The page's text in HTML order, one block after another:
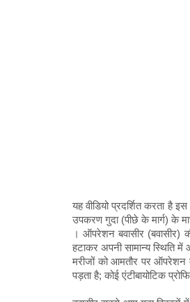
यह वीडियो प्रदर्शित करता है
उपकरण गुदा (पीछे के मार्ग) के
। ऑपरेशन बवासीर
हटाकर अपनी सामान्य स्थिति
मरीजों को आमतौर पर ऑपरेशन
पड़ता है; कोई एंटीबायोटिक